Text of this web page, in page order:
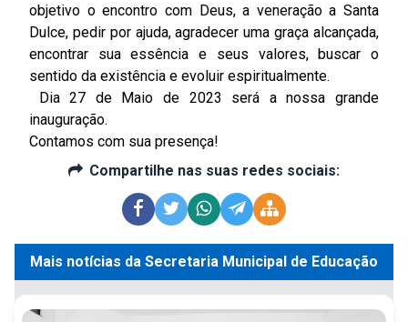
objetivo o encontro com Deus, a veneração a Santa
Dulce, pedir por ajuda, agradecer uma graça alcançada,
encontrar sua essência e seus valores, buscar o
sentido da existência e evoluir espiritualmente.
Dia 27 de Maio de 2023 será a nossa grande
inauguração.
Contamos com sua presença!
Compartilhe nas suas redes sociais:
Mais notícias da Secretaria Municipal de Educação